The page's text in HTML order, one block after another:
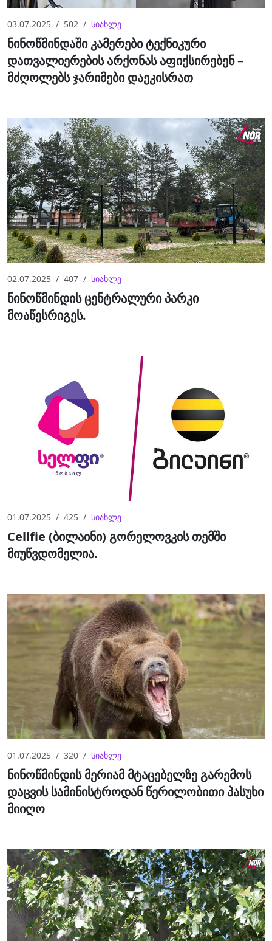
03.07.2025 502 სიახლე
ნინოწმინდაში კამერები ტექნიკური
დათვალიერების არქონას აფიქსირებენ –
მძღოლებს ჯარიმები დაეკისრათ
02.07.2025 407 სიახლე
ნინოწმინდის ცენტრალური პარკი
მოაწესრიგეს.
01.07.2025 425 სიახლე
Cellfie (ბილაინი) გორელოვკის თემში
მიუწვდომელია.
01.07.2025 320 სიახლე
ნინოწმინდის მერიამ მტაცებელზე გარემოს
დაცვის სამინისტროდან წერილობითი პასუხი
მიიღო